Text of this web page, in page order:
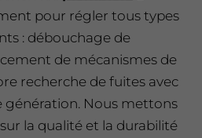
pour régler tous types
: débouchage de
de mécanismes de
recherche de fuites avec
génération. Nous mettons
la qualité et la durabilité